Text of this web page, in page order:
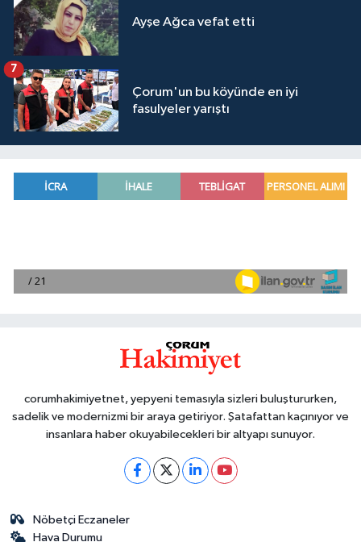
Ayşe Ağca vefat etti
Çorum'un bu köyünde en iyi
fasulyeler yarıştı
7
corumhakimiyetnet, yepyeni temasıyla sizleri buluştururken,
sadelik ve modernizmi bir araya getiriyor. Şatafattan kaçınıyor ve
insanlara haber okuyabilecekleri bir altyapı sunuyor.
Nöbetçi Eczaneler
Hava Durumu